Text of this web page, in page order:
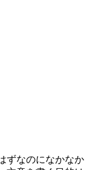
ずなのになかなか